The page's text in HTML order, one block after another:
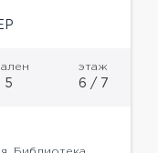
5
этаж
6 / 7